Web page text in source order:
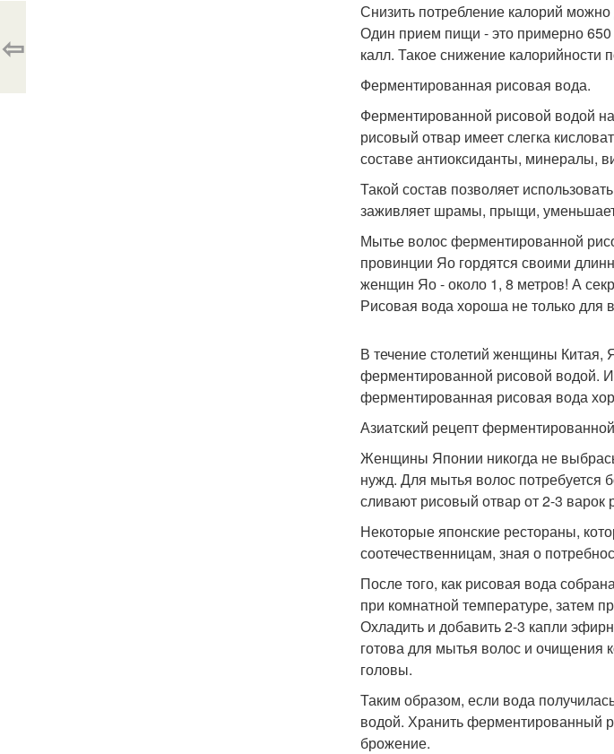
Снизить потребление калорий
Один прием пищи - это примерно 650
калл. Такое снижение калорийности
Ферментированная рисовая вода.
Ферментированной рисовой водой
рисовый отвар имеет слегка
составе антиоксиданты, минералы,
Такой состав позволяет
заживляет шрамы, прыщи,
Мытье волос ферментированной
провинции Яо гордятся своими
женщин Яо - около 1, 8 метров! А
Рисовая вода хороша не только для
В течение столетий женщины Китая,
ферментированной рисовой водой.
ферментированная рисовая вода
Азиатский рецепт
Женщины Японии никогда не
нужд. Для мытья волос потребуется
сливают рисовый отвар от 2-3 варок
Некоторые японские рестораны,
соотечественницам, зная о
После того, как рисовая вода
при комнатной температуре, затем
Охладить и добавить 2-3 капли
готова для мытья волос и очищения
головы.
Таким образом, если вода
водой. Хранить ферментированный
брожение.
⇦